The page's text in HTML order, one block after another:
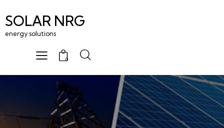
SOLAR NRG
energy solutions
0